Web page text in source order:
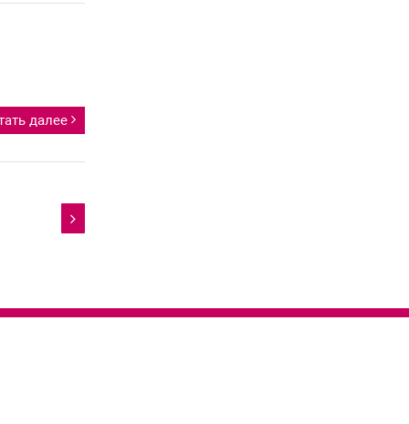
далее
